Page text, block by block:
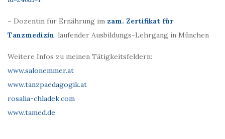
– Dozentin für Ernährung im zam. Zertifikat für
Tanzmedizin, laufender Ausbildungs-Lehrgang in München
Weitere Infos zu meinen Tätigkeitsfeldern:
www.salonemmer.at
www.tanzpaedagogik.at
rosalia-chladek.com
www.tamed.de